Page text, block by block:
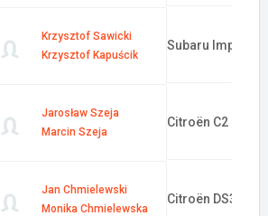
Krzysztof Sawicki
Krzysztof Kapuścik
Subaru Impreza
Jarosław Szeja
Marcin Szeja
Citroën C2 R2
Jan Chmielewski
Monika Chmielewska
Citroën DS3 R3T